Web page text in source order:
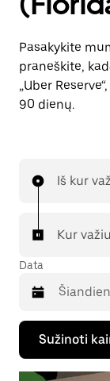
Pasakykite
praneškite,
„Uber
90 dienų.
Iš kur
Kur
Data
Paspauskite
rodyklės
žemyn
klavišą,
Sužinoti